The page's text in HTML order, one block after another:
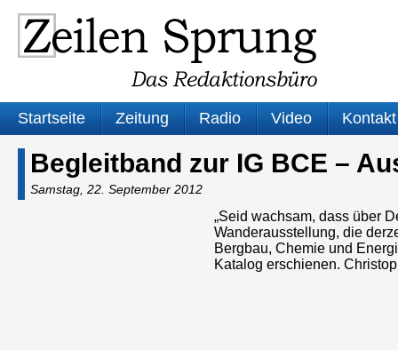
Startseite Zeitung Radio Video Kontakt
Begleitband zur IG BCE –
Samstag, 22. September 2012
„Seid wachsam, dass über
Wanderausstellung, die
Bergbau, Chemie und
Katalog erschienen.